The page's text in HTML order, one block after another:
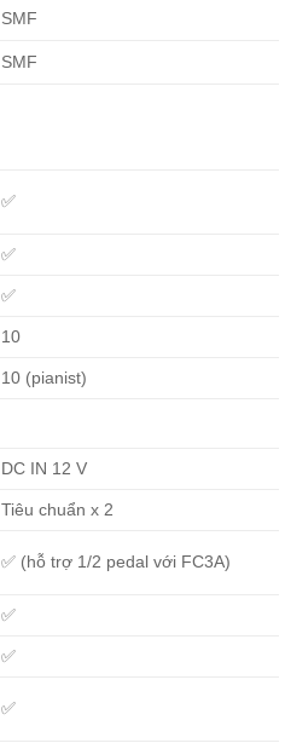
SMF
SMF
✅
✅
✅
10
10 (pianist)
DC IN 12 V
Tiêu chuẩn x 2
✅ (hỗ trợ 1/2 pedal với FC3A)
✅
✅
✅